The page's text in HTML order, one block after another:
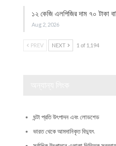
১২ কেজি এলপিজির দাম ৭০ টাকা
Aug 2, 2026
PREV NEXT 1 of 1,194
ঘন্টা প্রতি উৎপাদন এবং লোডশেড
ভারত থেকে আমদানিকৃত বিদ্যুৎ